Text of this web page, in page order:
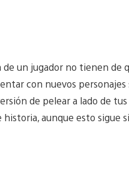
de un jugador no tienen de
con nuevos
de pelear a lado de
aunque esto sigue